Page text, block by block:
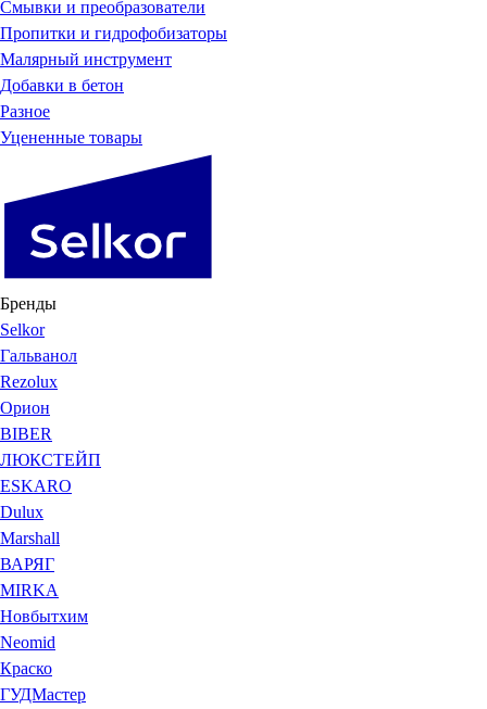
Смывки и преобразователи
Пропитки и гидрофобизаторы
Малярный инструмент
Добавки в бетон
Разное
Уцененные товары
Бренды
Selkor
Гальванол
Rezolux
Орион
BIBER
ЛЮКСТЕЙП
ESKARO
Dulux
Marshall
ВАРЯГ
MIRKA
Новбытхим
Neomid
Краско
ГУДМастер